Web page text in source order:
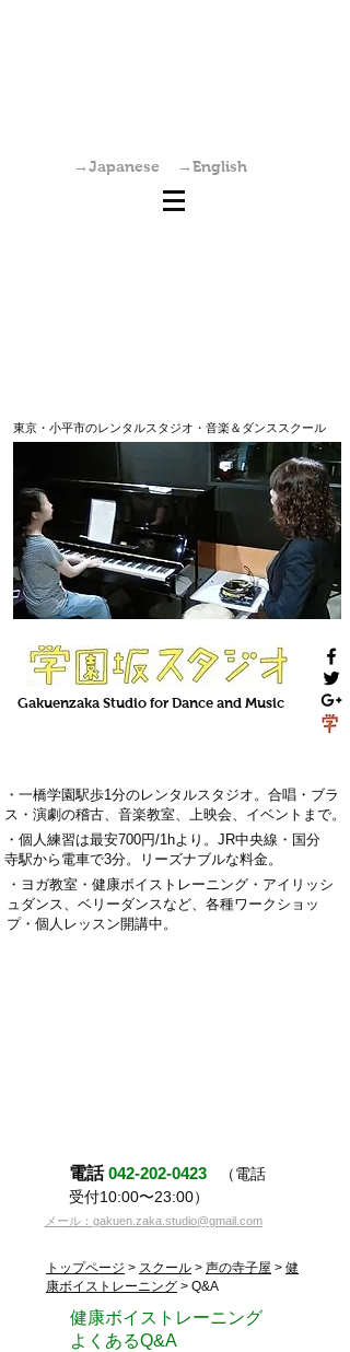
→Japanese →English
東京・小平市のレンタルスタジオ・音楽＆ダンススクール
Gakuenzaka Studio for Dance and Music
・一橋学園駅歩1分のレンタルスタジオ。 合唱・ブラ
ス・演劇の稽古、 音楽教室、上映会、 イベント まで。
・ 個人練習は最安700円/1hより。 J R中央線・国分
寺駅から電車で3分。
リーズナブルな料金。
・ ヨガ教室・ 健康ボイストレーニング ・ アイリッシ
ュダンス、ベリーダンスなど、各種ワークショッ
プ・ 個人レッスン開講中。
電話042-202-0423
（電話
受付10:00〜23:00）
メール：gakuen.zaka.studio@gmail.com
トップページ > スクール > 声の寺子屋 > 健
康ボイストレーニング > Q&A
健康ボイストレーニング
よくあるQ&A